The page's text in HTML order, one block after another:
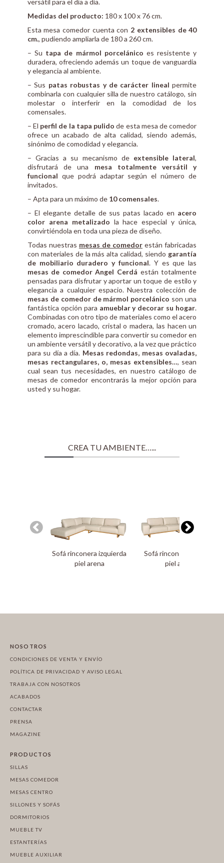
versátil para el día a día.
Medidas del producto: 180 x 100 x 76 cm.
Esta mesa comedor cuenta con 2 extensibles de 40
cm., pudiendo ampliarla de 180 a 260 cm.
– Su tapa de mármol porcelánico es resistente y
duradera, ofreciendo además un toque de vanguardia
y elegancia al ambiente.
– Sus patas robustas y de carácter lineal permite
combinarla con cualquier silla de nuestro catálogo, sin
molestar o interferir en la comodidad de los
comensales.
– El perfil de la tapa pulido de esta mesa de comedor
ofrece un acabado de alta calidad, siendo además,
sinónimo de comodidad y elegancia.
– Gracias a su mecanismo de extensible lateral,
disfrutará de una mesa totalmente versátil y
funcional que podrá adaptar según el número de
invitados.
– Apta para un máximo de 10 comensales.
– El elegante detalle de sus patas lacado en acero
color arena metalizado la hace especial y única,
convirtiéndola en toda una pieza de diseño.
Todas nuestras mesas de comedor están fabricadas
con materiales de la más alta calidad, siendo garantía
de mobiliario duradero y funcional. Y es que las
mesas de comedor Angel Cerdá están totalmente
pensadas para disfrutar y aportar un toque de estilo y
elegancia a cualquier espacio. Nuestra colección de
mesas de comedor de mármol porcelánico son una
fantástica opción para amueblar y decorar su hogar.
Combinadas con otro tipo de materiales como el acero
cromado, acero lacado, cristal o madera, las hacen un
elemento imprescindible para convertir su comedor en
un ambiente versátil y decorativo, a la vez que práctico
para su día a día. Mesas redondas, mesas ovaladas,
mesas rectangulares, o, mesas extensibles…, sean
cual sean tus necesidades, en nuestro catálogo de
mesas de comedor encontrarás la mejor opción para
usted y su hogar.
CREA TU AMBIENTE…...
Sofá rinconera izquierda
piel arena
Sofá rinconera derecha
piel arena
NOSOTROS
CONDICIONES DE VENTA Y ENVÍO
POLÍTICA DE PRIVACIDAD Y AVISO LEGAL
TRABAJA CON NOSOTROS
ACABADOS
CONTACTAR
PRENSA
MAGAZINE
PRODUCTOS
SILLAS
MESAS COMEDOR
MESAS CENTRO
SILLONES Y SOFÁS
DORMITORIOS
MUEBLE TV
ESTANTERÍAS
MUEBLE AUXILIAR